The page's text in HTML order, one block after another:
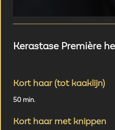
Kerastase Première
Kort haar (tot kaaklijn)
50 min.
Kort haar met knippen